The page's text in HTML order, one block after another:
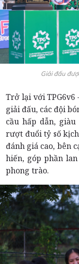
Giải đấu
Trở lại với TPG6v6
giải đấu, các đội
cầu hấp dẫn,
rượt đuổi tỷ số
đánh giá cao, bên
hiến, góp phần
phong trào.